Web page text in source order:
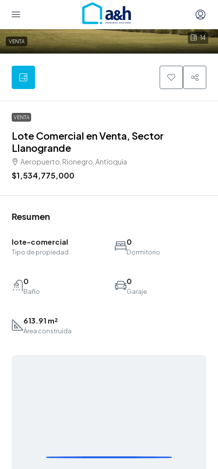
14
VENTA
VENTA
Lote Comercial en Venta, Sector
Llanogrande
Aeropuerto, Rionegro, Antioquia
$1,534,775,000
Resumen
lote-comercial
Tipo de propiedad
0
Dormitorio
0
Baño
0
Garaje
613.91 m²
Área construida